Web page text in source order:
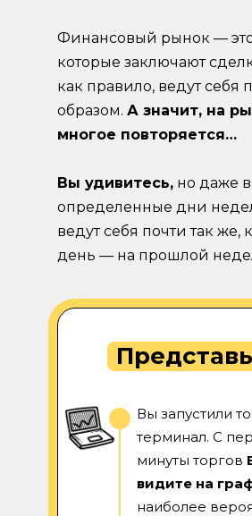
Финансовый рынок —
которые заключают
как правило, ведут себя
образом. А значит, на
многое повторяется…
Вы удивитесь, но даже в
определенные дни
ведут себя почти так же,
день — на прошлой
Вы запустили
терминал. С
минуты торгов
видите на
наиболее